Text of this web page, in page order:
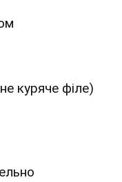
куряче філе)